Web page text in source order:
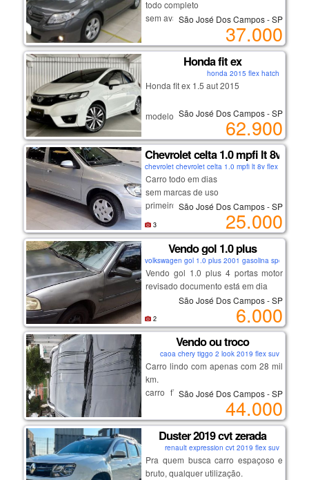
todo completo
sem avarias
com garantias
São José Dos Campos - SP
37.000
Honda fit ex
honda 2015 flex hatch
Honda fit ex 1.5 aut 2015
modelo novo
veículo revisado
cautelar aprovado
manual e chave cópia
ipva e licenciamento 2026
oportunidade com qualidade e
procedência.
São José Dos Campos - SP
62.900
Chevrolet celta 1.0 mpfi lt 8v flex
chevrolet chevrolet celta 1.0 mpfi lt 8v flex 2012
Carro todo em dias
sem marcas de uso
primeiro dono
documentado , com garantias e
quitado
São José Dos Campos - SP
25.000
3
Vendo gol 1.0 plus
volkswagen gol 1.0 plus 2001 gasolina sport
Vendo gol 1.0 plus 4 portas motor
revisado documento está em dia
São José Dos Campos - SP
6.000
2
Vendo ou troco
caoa chery tiggo 2 look 2019 flex suv
Carro lindo com apenas com 28 mil
km.
carro financiado quero 44 mil na
mão e a pessoa assume 23de743
São José Dos Campos - SP
44.000
Duster 2019 cvt zerada
renault expression cvt 2019 flex suv
Pra quem busca carro espaçoso e
bruto, qualquer utilização.